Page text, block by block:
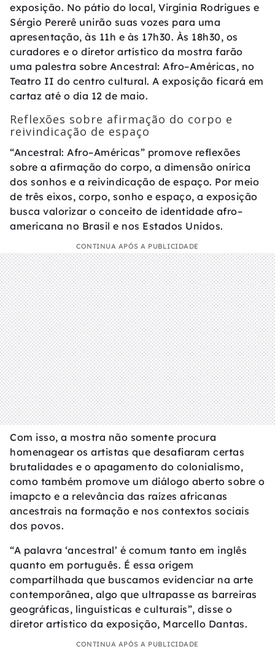
exposição. No pátio do local, Virgínia Rodrigues e
Sérgio Pererê unirão suas vozes para uma
apresentação, às 11h e às 17h30. Às 18h30, os
curadores e o diretor artístico da mostra farão
uma palestra sobre Ancestral: Afro–Américas, no
Teatro II do centro cultural. A exposição ficará em
cartaz até o dia 12 de maio.
Reflexões sobre afirmação do corpo e
reivindicação de espaço
“Ancestral: Afro–Américas” promove reflexões
sobre a afirmação do corpo, a dimensão onírica
dos sonhos e a reivindicação de espaço. Por meio
de três eixos, corpo, sonho e espaço, a exposição
busca valorizar o conceito de identidade afro–
americana no Brasil e nos Estados Unidos.
CONTINUA APÓS A PUBLICIDADE
Com isso, a mostra não somente procura
homenagear os artistas que desafiaram certas
brutalidades e o apagamento do colonialismo,
como também promove um diálogo aberto sobre o
imapcto e a relevância das raízes africanas
ancestrais na formação e nos contextos sociais
dos povos.
“A palavra ‘ancestral’ é comum tanto em inglês
quanto em português. É essa origem
compartilhada que buscamos evidenciar na arte
contemporânea, algo que ultrapasse as barreiras
geográficas, linguísticas e culturais”, disse o
diretor artístico da exposição, Marcello Dantas.
CONTINUA APÓS A PUBLICIDADE